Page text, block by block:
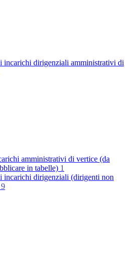
incarichi dirigenziali amministrativi di
amministrativi di vertice (da
in tabelle) 1
incarichi dirigenziali (dirigenti non
9